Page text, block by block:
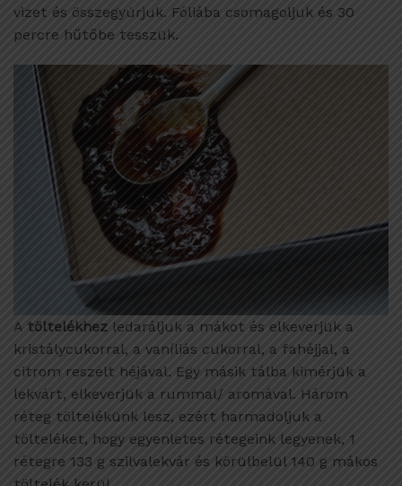
vizet és összegyúrjuk. Fóliába csomagoljuk és 30
percre hűtőbe tesszük.
A töltelékhez ledaráljuk a mákot és elkeverjük a
kristálycukorral, a vaníliás cukorral, a fahéjjal, a
citrom reszelt héjával. Egy másik tálba kimérjük a
lekvárt, elkeverjük a rummal/ aromával. Három
réteg töltelékünk lesz, ezért harmadoljuk a
tölteléket, hogy egyenletes rétegeink legyenek, 1
rétegre 133 g szilvalekvár és körülbelül 140 g mákos